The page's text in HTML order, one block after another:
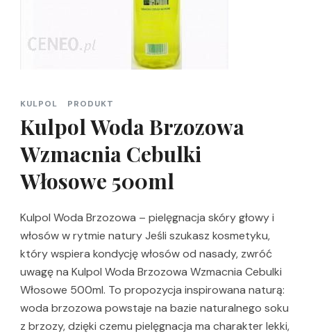
KULPOL PRODUKT
Kulpol Woda Brzozowa
Wzmacnia Cebulki
Włosowe 500ml
Kulpol Woda Brzozowa – pielęgnacja skóry głowy i
włosów w rytmie natury Jeśli szukasz kosmetyku,
który wspiera kondycję włosów od nasady, zwróć
uwagę na Kulpol Woda Brzozowa Wzmacnia Cebulki
Włosowe 500ml. To propozycja inspirowana naturą:
woda brzozowa powstaje na bazie naturalnego soku
z brzozy, dzięki czemu pielęgnacja ma charakter lekki,